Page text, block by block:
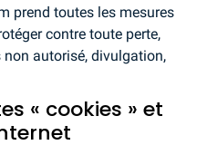
prend toutes les mesures
contre toute perte,
autorisé, divulgation,
« cookies » et